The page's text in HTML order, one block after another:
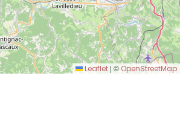
Leaflet | © OpenStreetMap